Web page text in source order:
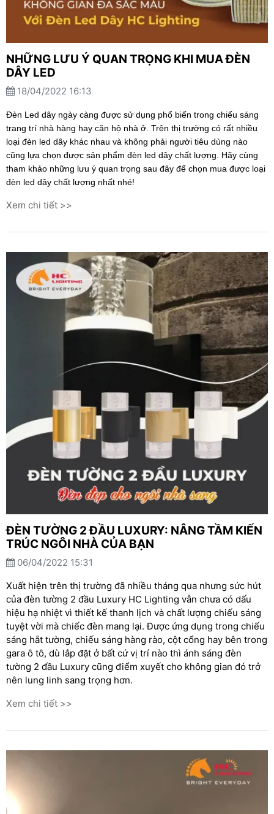
NHỮNG LƯU Ý QUAN TRỌNG KHI MUA ĐÈN
DÂY LED
18/04/2022 16:13
Đèn Led dây ngày càng được sử dụng phổ biến trong chiếu sáng
trang trí nhà hàng hay căn hộ nhà ở. Trên thị trường có rất nhiều
loại đèn led dây khác nhau và không phải người tiêu dùng nào
cũng lựa chọn được sản phẩm đèn led dây chất lượng. Hãy cùng
tham khảo những lưu ý quan trọng sau đây để chọn mua được loại
đèn led dây chất lượng nhất nhé!
Xem chi tiết >>
ĐÈN TƯỜNG 2 ĐẦU LUXURY: NÂNG TẦM KIẾN
TRÚC NGÔI NHÀ CỦA BẠN
06/04/2022 15:31
Xuất hiện trên thị trường đã nhiều tháng qua nhưng sức hút
của đèn tường 2 đầu Luxury HC Lighting vẫn chưa có dấu
hiệu hạ nhiệt vì thiết kế thanh lịch và chất lượng chiếu sáng
tuyệt vời mà chiếc đèn mang lại. Được ứng dụng trong chiếu
sáng hắt tường, chiếu sáng hàng rào, cột cổng hay bên trong
gara ô tô, dù lắp đặt ở bất cứ vị trí nào thì ánh sáng đèn
tường 2 đầu Luxury cũng điểm xuyết cho không gian đó trở
nên lung linh sang trọng hơn.
Xem chi tiết >>